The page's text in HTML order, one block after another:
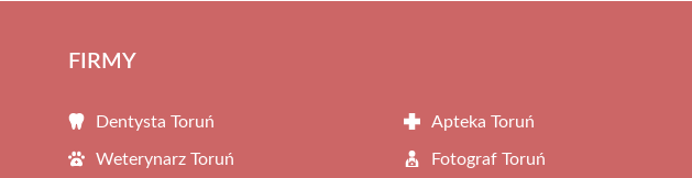
FIRMY
Dentysta Toruń Apteka Toruń
Weterynarz Toruń Fotograf Toruń